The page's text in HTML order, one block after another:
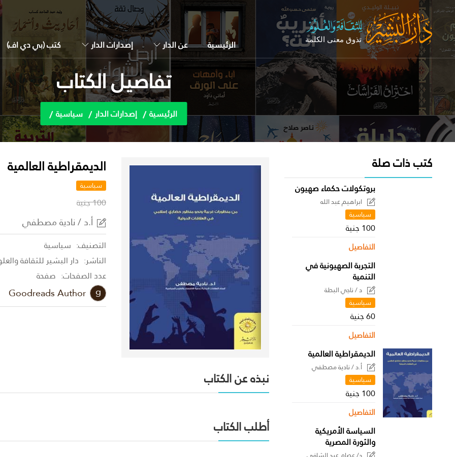
الرئيسية عن الدار إصدارات الدار كتب (بي دي اف)
تفاصيل الكتاب
الرئيسية إصدارات الدار سياسية
كتب ذات صلة
بروتكولات حكماء صهيون
ابراهيم عبد الله
سياسية
100 جنية
التفاصيل
التجربة الصهيونية في
التنمية
د / ناجي البطة
سياسية
60 جنية
التفاصيل
الديمقراطية العالمية
أ.د / نادية مصطفي
سياسية
100 جنية
التفاصيل
السياسة الأمريكية
والثورة المصرية
الديمقراطية العالمية
سياسية
100 جنية
أ.د / نادية مصطفي
التصنيف: سياسية
الناشر: دار البشير للثقافة
عدد الصفحات: صفحة
Goodreads Author
نبذه عن الكتاب
أطلب الكتاب